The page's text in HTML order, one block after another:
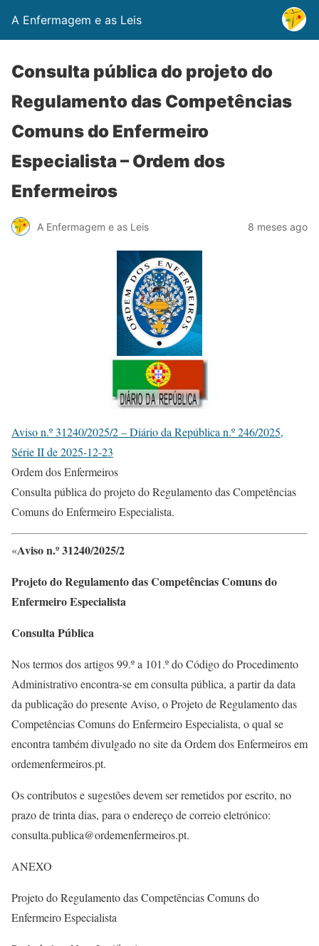
A Enfermagem e as Leis
Consulta pública do projeto do
Regulamento das Competências
Comuns do Enfermeiro
Especialista – Ordem dos
Enfermeiros
A Enfermagem e as Leis 8 meses ago
Aviso n.º 31240/2025/2 – Diário da República n.º 246/2025,
Série II de 2025-12-23
Ordem dos Enfermeiros
Consulta pública do projeto do Regulamento das Competências
Comuns do Enfermeiro Especialista.
«Aviso n.º 31240/2025/2
Projeto do Regulamento das Competências Comuns do
Enfermeiro Especialista
Consulta Pública
Nos termos dos artigos 99.º a 101.º do Código do Procedimento
Administrativo encontra-se em consulta pública, a partir da data
da publicação do presente Aviso, o Projeto de Regulamento das
Competências Comuns do Enfermeiro Especialista, o qual se
encontra também divulgado no site da Ordem dos Enfermeiros em
ordemenfermeiros.pt.
Os contributos e sugestões devem ser remetidos por escrito, no
prazo de trinta dias, para o endereço de correio eletrónico:
consulta.publica@ordemenfermeiros.pt.
ANEXO
Projeto do Regulamento das Competências Comuns do
Enfermeiro Especialista